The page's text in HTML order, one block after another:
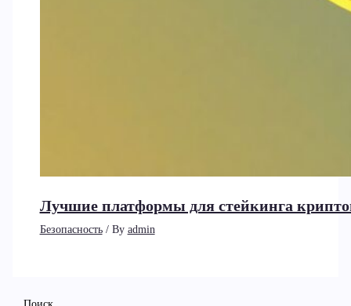
Лучшие платформы для стейкинга
Безопасность/ By admin